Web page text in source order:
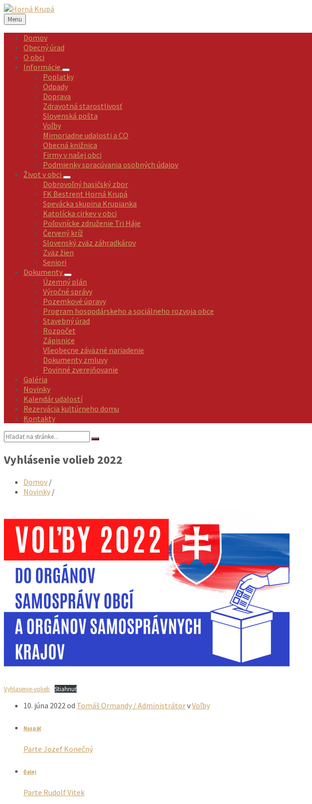
Preskočiť
na
obsah
Preskočiť
na
ľavý
panel
Preskočiť
na
pravý
panel
Preskočiť
na
pätičku
Menu
Domov
Obecný úrad
O obci
Informácie
Poplatky
Odpady
Doprava
Zdravotná starostlivosť
Slovenská pošta
Voľby
Mimoriadne udalosti a CO
Obecná knižnica
Firmy v našej obci
Podmienky spracúvania osobných údajov
Život v obci
Dobrovoľný hasičský zbor
FK Bestrent Horná Krupá
Spevácka skupina Krupianka
Katolícka cirkev v obci
Poľovnícke združenie Tri Háje
Červený kríž
Slovenský zväz záhradkárov
Zväz žien
Seniori
Dokumenty
Územný plán
Výročné správy
Pozemkové úpravy
Program hospodárskeho a sociálneho rozvoja obce
Stavebný úrad
Rozpočet
Zápisnice
Všeobecne záväzné nariadenie
Dokumenty zmluvy
Povinné zverejňovanie
Galéria
Novinky
Kalendár udalostí
Rezervácia kultúrneho domu
Kontakty
Vyhľadávanie:
Vyhlásenie volieb 2022
Domov /
Novinky /
Vyhlasenie-volieb Stiahnuť
10. júna 2022 od Tomáš Ormandy / AdministrátorvVoľby
Naspäť
Parte Jozef Konečný
Ďalej
Parte Rudolf Vitek